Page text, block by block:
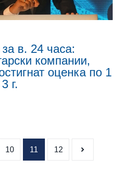
в. 24 часа:
компании,
оценка по 1
г.
10 11 12